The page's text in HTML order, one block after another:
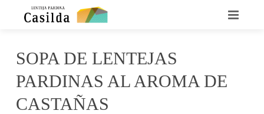
LA LENTEJA CASILDA
SOPA DE LENTEJAS
PARDINAS AL AROMA DE
CASTAÑAS